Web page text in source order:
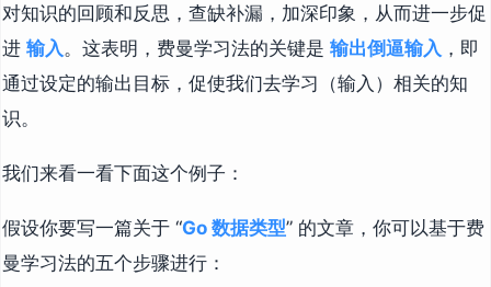
对知识的回顾和反思，查缺补漏，加深印象，从而进一步促
进 输入。这表明，费曼学习法的关键是 输出倒逼输入 ，即
通过设定的输出目标，促使我们去学习（输入）相关的知
识。
我们来看一看下面这个例子：
假设你要写一篇关于 “Go 数据类型” 的文章，你可以基于费
曼学习法的五个步骤进行：